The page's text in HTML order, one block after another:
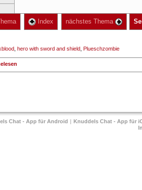
Index nächstes Thema
hero with sword and shield Plueschzombie
Chat - App für Android | Knuddels Chat - App für